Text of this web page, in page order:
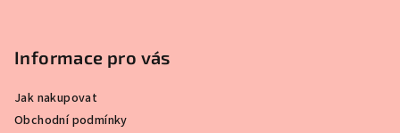
Informace pro vás
Jak nakupovat
Obchodní podmínky